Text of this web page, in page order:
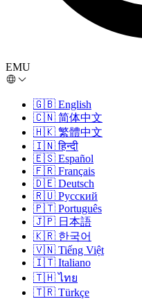
EMU
🇬🇧 English
🇨🇳 简体中文
🇭🇰 繁體中文
🇮🇳 हिन्दी
🇪🇸 Español
🇫🇷 Français
🇩🇪 Deutsch
🇷🇺 Русский
🇵🇹 Português
🇯🇵 日本語
🇰🇷 한국어
🇻🇳 Tiếng Việt
🇮🇹 Italiano
🇹🇭 ไทย
🇹🇷 Türkçe